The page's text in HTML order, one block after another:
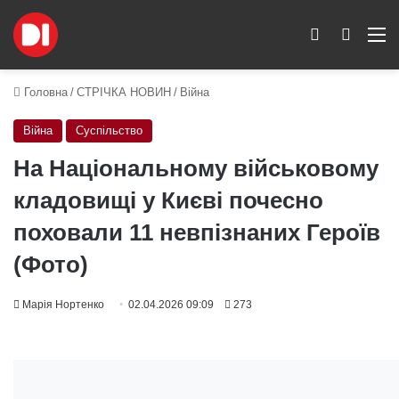
Пошук
Switch skin
Головна / СТРІЧКА НОВИН / Війна
Війна Суспільство
На Національному військовому
кладовищі у Києві почесно
поховали 11 невпізнаних Героїв
(Фото)
Марія Нортенко 02.04.2026 09:09 273